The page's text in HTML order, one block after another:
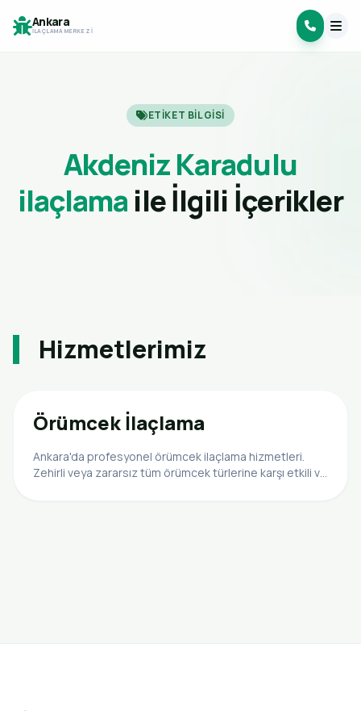
Ankara
İLAÇLAMA MERKEZI
ETIKET BILGISI
Akdeniz Karadulu
ilaçlama ile İlgili İçerikler
Hizmetlerimiz
Örümcek İlaçlama
Ankara'da profesyonel örümcek ilaçlama hizmetleri.
Zehirli veya zararsız tüm örümcek türlerine karşı etkili ve